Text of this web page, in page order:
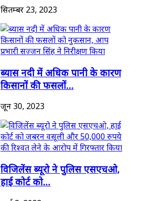
सितम्बर 23, 2023
ब्यास नदी में अधिक पानी के कारण
किसानों की फसलों...
जून 30, 2023
विजिलेंस ब्यूरो ने पुलिस एसएचओ,
हाई कोर्ट को...